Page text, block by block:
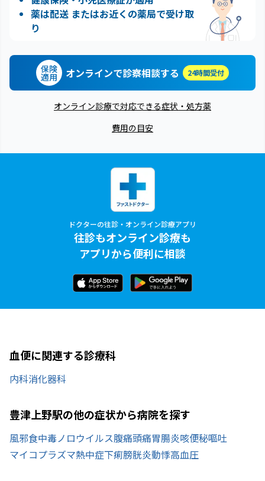
薬は配送 またはお近くの薬局で受け取
り
保険
適用 オンラインで診察相談する 24時間受付
オンライン診療で対応できる症状・処方薬
費用の目安
ドクターの往診・オンライン診療アプリ
往診もオンライン診療も
アプリから便利に相談
血便に関連する診療科
内科消化器科
豊津上野駅の他の症状から病院を探す
風邪食中毒ノロウイルス腹痛頭痛胃腸炎咳便秘嘔吐
マイコプラズマ熱中症下痢膀胱炎動悸高血圧